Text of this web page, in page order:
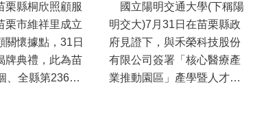
栗縣桐欣照顧服
栗市維祥里成立
關懷據點，31日
牌典禮，此為苗
、全縣第236處
國立陽明交通大學(下稱陽
明交大)7月31日在苗栗縣政
府見證下，與禾榮科技股份
有限公司簽署「核心醫療產
業推動園區」產學暨人才培